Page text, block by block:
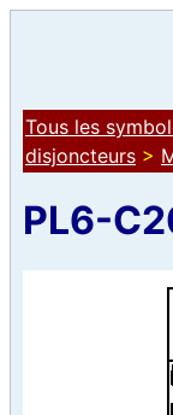
Tous les
disjoncteurs >
PL6-